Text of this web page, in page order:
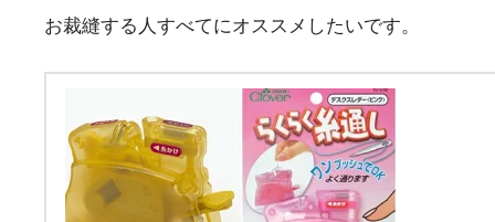
お裁縫する人すべてにオススメしたいです。